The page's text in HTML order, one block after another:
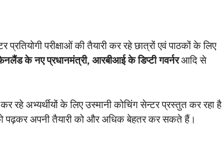
प्रतियोगी परीक्षाओं की तैयारी कर रहे छात्रों एवं पाठकों के लिए
के नए प्रधानमंत्री, आरबीआई के डिप्टी गवर्नरआदि से
रहे अभ्‍यर्थीयों के लिए उस्‍मानी कोचिंग सेन्‍टर प्रस्‍तुत कर रहा है
पढ़कर अपनी तैयारी को और अधिक बेहतर कर सकते हैं।